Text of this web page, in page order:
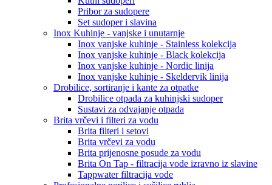
Pribor za sudopere
Set sudoper i slavina
Inox Kuhinje - vanjske i unutarnje
Inox vanjske kuhinje - Stainless kolekcija
Inox vanjske kuhinje - Black kolekcija
Inox vanjske kuhinje - Nordic linija
Inox vanjske kuhinje - Skeldervik linija
Drobilice, sortiranje i kante za otpatke
Drobilice otpada za kuhinjski sudoper
Sustavi za odvajanje otpada
Brita vrčevi i filteri za vodu
Brita filteri i setovi
Brita vrčevi za vodu
Brita prijenosne posude za vodu
Brita On Tap - filtracija vode izravno iz slavine
Tappwater filtracija vode